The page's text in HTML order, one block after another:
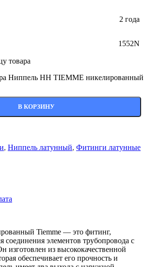
2 года
1552N
товара
Ниппель HH TIEMME никелированный
В КОРЗИНУ
, Ниппель латунный, Фитинги латунные
Tiemme — это фитинг,
соединения элементов трубопровода с
изготовлен из высококачественной
обеспечивает его прочность и